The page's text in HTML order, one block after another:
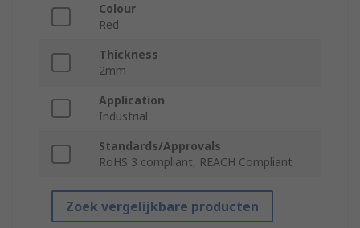
Colour
Red
Thickness
2mm
Application
Industrial
Standards/Approvals
RoHS 3 compliant, REACH Compliant
Zoek vergelijkbare producten